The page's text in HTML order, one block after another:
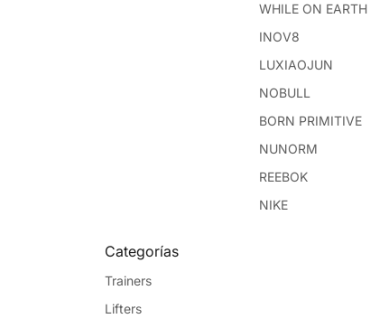
WHILE ON EARTH
INOV8
LUXIAOJUN
NOBULL
BORN PRIMITIVE
NUNORM
REEBOK
NIKE
Categorías
Trainers
Lifters